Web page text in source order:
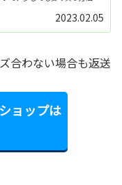
※この記事では個人輸入など難
2023.02.05
合わない場合も返送
ョップは